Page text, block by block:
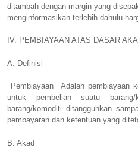
ditambah dengan margin yang
menginformasikan terlebih dahulu
IV. PEMBIAYAAN ATAS DASAR
A. Definisi
Pembiayaan
Adalah pembiayaan
untuk pembelian suatu
barang/komoditi ditangguhkan
pembayaran dan ketentuan yang
B. Akad